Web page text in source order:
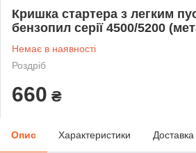
Кришка стартера з легким
бензопил серії 4500/5200
Немає в наявності
Роздріб
660 ₴
Опис Характеристики Доставка